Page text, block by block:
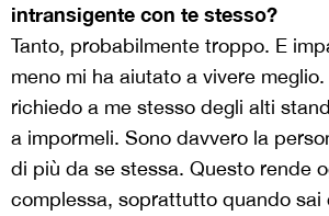
intransigente con te stesso?
Tanto, probabilmente troppo. E
meno mi ha aiutato a vivere
richiedo a me stesso degli alti
a impormeli. Sono davvero la
di più da se stessa. Questo rende
complessa, soprattutto quando sai